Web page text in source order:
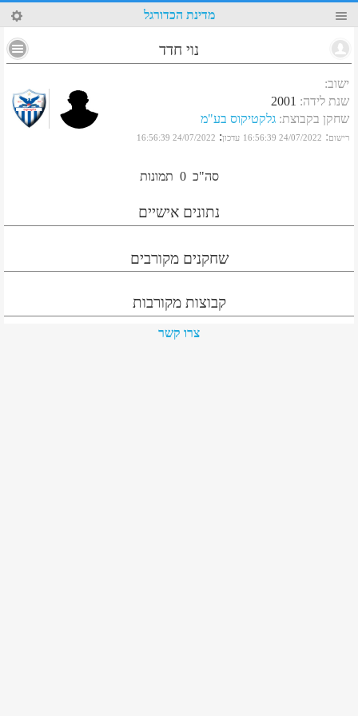
20 מדינת הכדורגל
נוי חדד
ישוב:
שנת לידה:
2001
שחקן בקבוצת: גלקטיקוס בע"מ
רישום:
24/07/2022 16:56:39 עדכון:
24/07/2022 16:56:39
סה"כ 0 תמונות
נתונים אישיים
שחקנים מקורבים
קבוצות מקורבות
צרו קשר